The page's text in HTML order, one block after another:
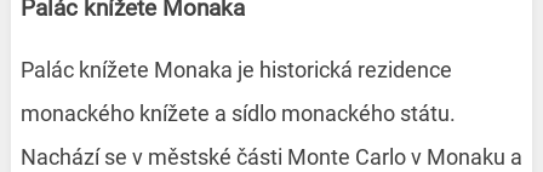
Palác knížete Monaka
Palác knížete Monaka je historická rezidence
monackého knížete a sídlo monackého státu.
Nachází se v městské části Monte Carlo v Monaku a